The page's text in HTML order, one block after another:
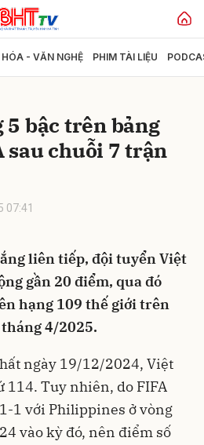
- VĂN NGHỆ PHIM TÀI LIỆU
5 bậc trên bảng
sau chuỗi 7 trận
07:41
liên tiếp, đội tuyển Việt
gần 20 điểm, qua đó
hạng 109 thế giới trên
4/2025.
ngày 19/12/2024, Việt
114. Tuy nhiên, do FIFA
1 với Philippines ở vòng
vào kỳ đó, nên điểm số